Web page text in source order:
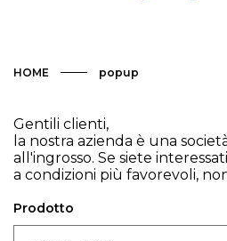
HOME popup
Gentili clienti,
la nostra azienda è una
all'ingrosso. Se siete
a condizioni più favorevoli,
Prodotto